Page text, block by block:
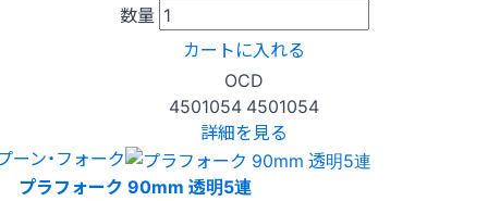
数量
カートに入れる
OCD
4501054 4501054
詳細を見る
ーン・フォーク
プラフォーク 90mm 透明5連